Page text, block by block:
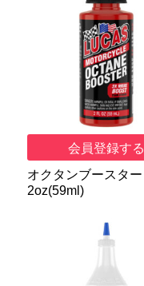
会員登録する
オクタンブースター
2oz(59ml)